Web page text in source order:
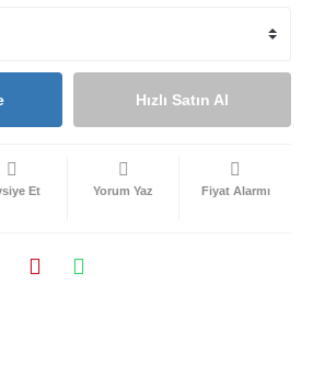
Hızlı Satın Al
Et Yorum Yaz Fiyat Alarmı